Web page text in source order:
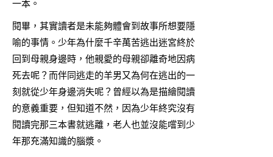
一本。
閱畢，其實讀者是未能夠體會到故事所想要隱
喻的事情。少年為什麼千辛萬苦逃出迷宮終於
回到母親身邊時，他親愛的母親卻離奇地因病
死去呢？而伴同逃走的羊男又為何在逃出的一
刻就從少年身邊消失呢？曾經以為是描繪閱讀
的意義重要，但知道不然，因為少年終究沒有
閱讀完那三本書就逃離，老人也並沒能嚐到少
年那充滿知識的腦漿。